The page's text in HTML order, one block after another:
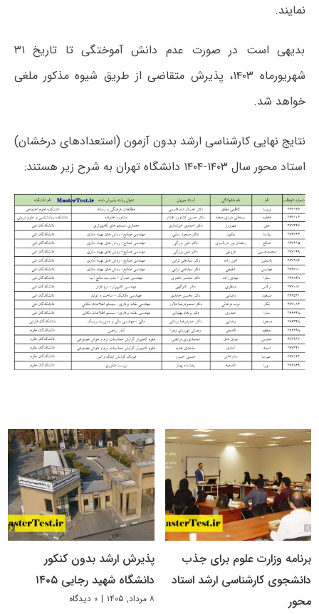
نمایند.
بدیهی است در صورت عدم دانش آموختگی تا تاریخ ۳۱
شهریورماه ۱۴۰۳، پذیرش متقاضی از طریق شیوه مذکور ملغی
خواهد شد.
نتایج نهایی کارشناسی ارشد بدون آزمون (استعدادهای درخشان)
استاد محور سال ۱۴۰۳-۱۴۰۴ دانشگاه تهران به شرح زیر هستند:
برنامه وزارت علوم برای جذب
دانشجوی کارشناسی ارشد استاد
محور
پذیرش ارشد بدون کنکور
دانشگاه شهید رجایی ۱۴۰۵
۸ مرداد, ۱۴۰۵ | ۰ دیدگاه